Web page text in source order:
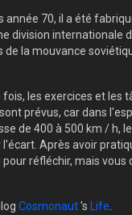
70, il a été
division internationale
la mouvance
les exercices et les
prévus, car dans
de 400 à 500 km / h,
Après avoir
réfléchir, mais
Cosmonaut's Life.